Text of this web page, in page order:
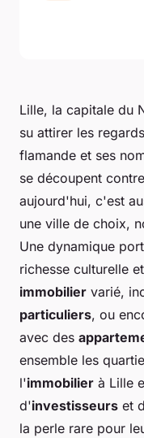
Lille, la capitale du
su attirer les
flamande et ses
se découpent
aujourd'hui, c'est
une ville de choix,
Une dynamique
richesse culturelle
immobilier varié,
particuliers, ou
avec des
ensemble les
l'immobilier à Lille
d'investisseurs et
la perle rare pour